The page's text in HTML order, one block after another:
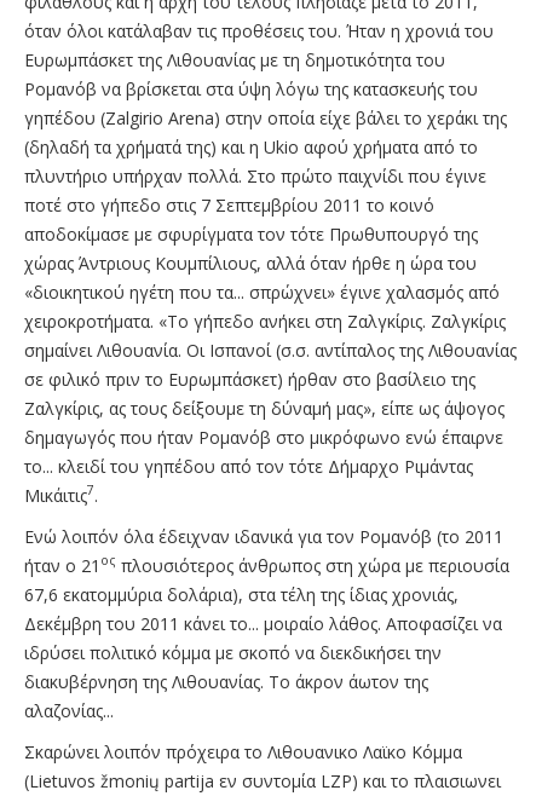
όταν όλοι κατάλαβαν τις προθέσεις του. Ήταν η χρονιά του
Ευρωμπάσκετ της Λιθουανίας με τη δημοτικότητα του
Ρομανόβ να βρίσκεται στα ύψη λόγω της κατασκευής του
γηπέδου (Zalgirio Arena) στην οποία είχε βάλει το χεράκι της
(δηλαδή τα χρήματά της) και η Ukio αφού χρήματα από το
πλυντήριο υπήρχαν πολλά. Στο πρώτο παιχνίδι που έγινε
ποτέ στο γήπεδο στις 7 Σεπτεμβρίου 2011 το κοινό
αποδοκίμασε με σφυρίγματα τον τότε Πρωθυπουργό της
χώρας Άντριους Κουμπίλιους, αλλά όταν ήρθε η ώρα του
«διοικητικού ηγέτη που τα... σπρώχνει» έγινε χαλασμός από
χειροκροτήματα. «Το γήπεδο ανήκει στη Ζαλγκίρις. Ζαλγκίρις
σημαίνει Λιθουανία. Οι Ισπανοί (σ.σ. αντίπαλος της Λιθουανίας
σε φιλικό πριν το Ευρωμπάσκετ) ήρθαν στο βασίλειο της
Ζαλγκίρις, ας τους δείξουμε τη δύναμή μας», είπε ως άψογος
δημαγωγός που ήταν Ρομανόβ στο μικρόφωνο ενώ έπαιρνε
το... κλειδί του γηπέδου από τον τότε Δήμαρχο Ριμάντας
Μικάιτις7.
Ενώ λοιπόν όλα έδειχναν ιδανικά για τον Ρομανόβ (το 2011
ήταν ο 21 ος πλουσιότερος άνθρωπος στη χώρα με περιουσία
67,6 εκατομμύρια δολάρια), στα τέλη της ίδιας χρονιάς,
Δεκέμβρη του 2011 κάνει το... μοιραίο λάθος. Αποφασίζει να
ιδρύσει πολιτικό κόμμα με σκοπό να διεκδικήσει την
διακυβέρνηση της Λιθουανίας. Το άκρον άωτον της
αλαζονίας...
Σκαρώνει λοιπόν πρόχειρα το Λιθουανικο Λαϊκο Κόμμα
(Lietuvos žmonių partija εν συντομία LZP) και το πλαισιωνει